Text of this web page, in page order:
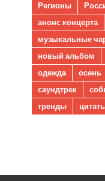
Регионы
анонс концерта
музыкальные
новый альбом
одежда
осень
саундтрек
тренды